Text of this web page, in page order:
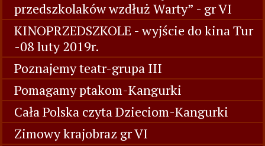
przedszkolaków wzdłuż Warty” - gr VI
KINOPRZEDSZKOLE - wyjście do kina Tur
-08 luty 2019r.
Poznajemy teatr-grupa III
Pomagamy ptakom-Kangurki
Cała Polska czyta Dzieciom-Kangurki
Zimowy krajobraz gr VI